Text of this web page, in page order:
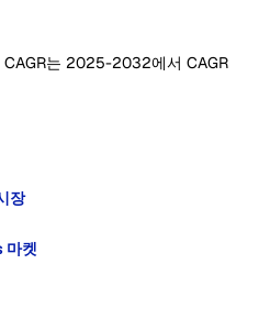
는 2025-2032에서 CAGR
장
마켓